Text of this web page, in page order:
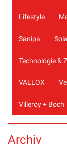
Lifestyle
Sanipa
Technologie &
VALLOX
Villeroy + Boch
Archiv